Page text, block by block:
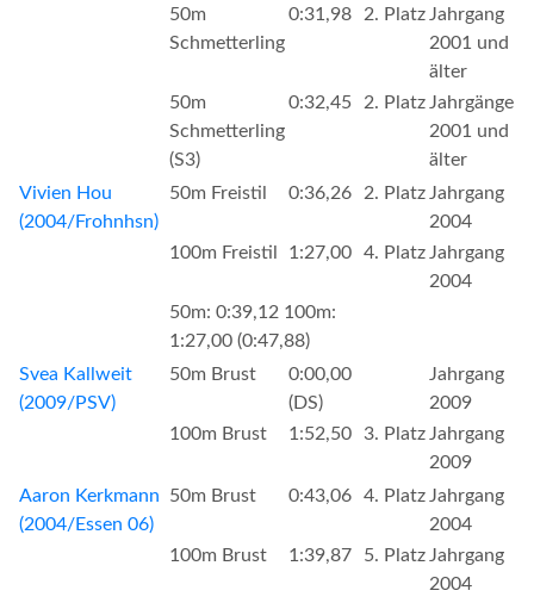
50m
Schmetterling
0:31,98 2. PlatzJahrgang
2001 und
älter
50m
Schmetterling
(S3)
0:32,45 2. PlatzJahrgänge
2001 und
älter
Vivien Hou
(2004/Frohnhsn)
50m Freistil 0:36,26 2. PlatzJahrgang
2004
100m Freistil
1:27,00 4. PlatzJahrgang
2004
50m: 0:39,12 100m:
1:27,00 (0:47,88)
Svea Kallweit
(2009/PSV)
50m Brust
0:00,00
(DS)
Jahrgang
2009
100m Brust
1:52,50 3. PlatzJahrgang
2009
Aaron Kerkmann
(2004/Essen 06)
50m Brust 0:43,06 4. PlatzJahrgang
2004
100m Brust
1:39,87 5. PlatzJahrgang
2004